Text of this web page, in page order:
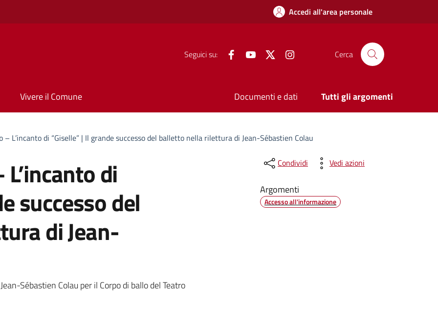
Accedi all'area personale
Seguici su: FacebookYouTube Twitter Cerca
Vivere il Comune Documenti e dati Tutti gli argomenti
– L’incanto di “Giselle” | Il grande successo del balletto nella rilettura di Jean-Sébastien Colau
di
successo del
di Jean-
Sébastien Colau per il Corpo di ballo del Teatro
Condividi Vedi azioni
Argomenti
Accesso all'informazione